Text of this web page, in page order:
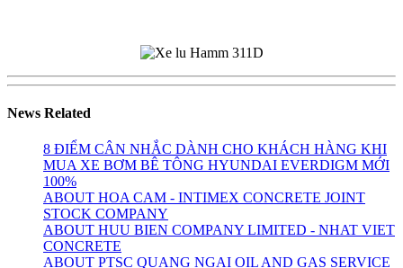
News Related
8 ĐIỂM CÂN NHẮC DÀNH CHO KHÁCH HÀNG KHI
MUA XE BƠM BÊ TÔNG HYUNDAI EVERDIGM MỚI
100%
ABOUT HOA CAM - INTIMEX CONCRETE JOINT
STOCK COMPANY
ABOUT HUU BIEN COMPANY LIMITED - NHAT VIET
CONCRETE
ABOUT PTSC QUANG NGAI OIL AND GAS SERVICE